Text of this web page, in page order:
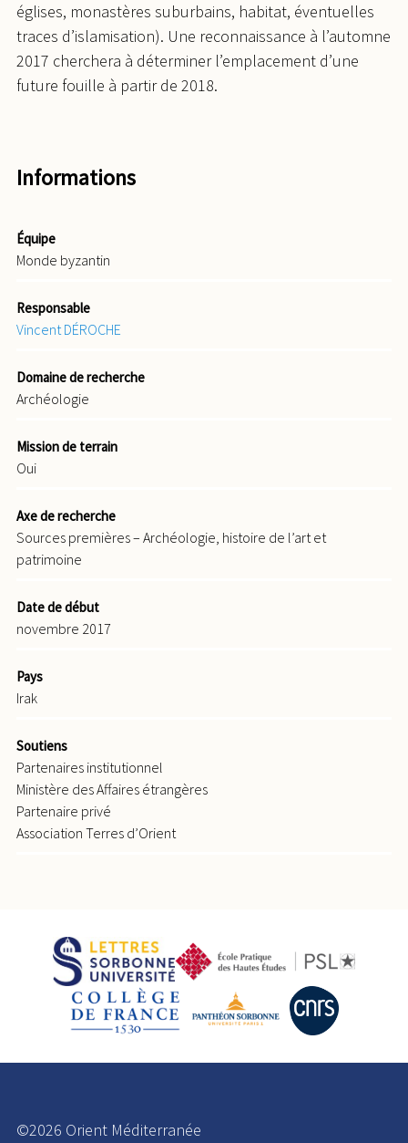
églises, monastères suburbains, habitat, éventuelles
traces d’islamisation). Une reconnaissance à l’automne
2017 cherchera à déterminer l’emplacement d’une
future fouille à partir de 2018.
Informations
Équipe
Monde byzantin
Responsable
Vincent DÉROCHE
Domaine de recherche
Archéologie
Mission de terrain
Oui
Axe de recherche
Sources premières – Archéologie, histoire de l’art et
patrimoine
Date de début
novembre 2017
Pays
Irak
Soutiens
Partenaires institutionnel
Ministère des Affaires étrangères
Partenaire privé
Association Terres d’Orient
©2026 Orient Méditerranée